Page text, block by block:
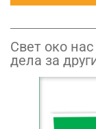
Свет око
дела за